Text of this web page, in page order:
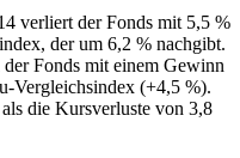
verliert der Fonds mit 5,5 %
der um 6,2 % nachgibt.
Fonds mit einem Gewinn
Vergleichsindex (+4,5 %).
die Kursverluste von 3,8